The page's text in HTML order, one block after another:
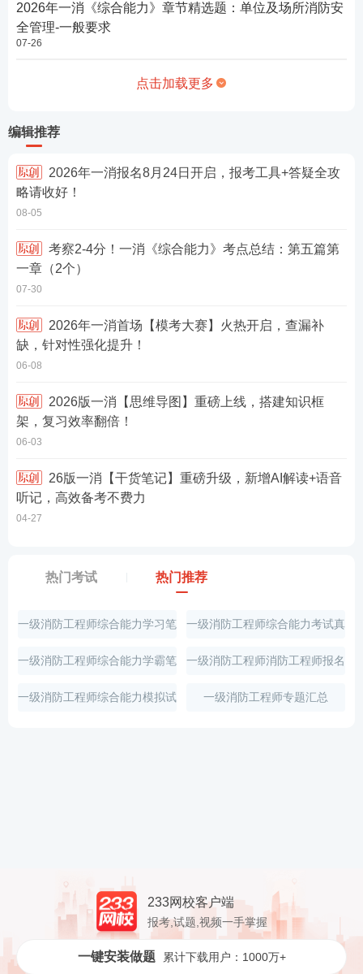
2026年一消《综合能力》章节精选题：单位及场所消防安
全管理-一般要求
07-26
点击加载更多
编辑推荐
略请收好！
08-05
一章（2个）
07-30
缺，针对性强化提升！
06-08
架，复习效率翻倍！
06-03
听记，高效备考不费力
04-27
热门考试 热门推荐
一级消防工程师综合能力学习笔 一级消防工程师综合能力考试真
一级消防工程师综合能力学霸笔 一级消防工程师消防工程师报名
一级消防工程师综合能力模拟试 一级消防工程师专题汇总
233网校客户端
报考,试题,视频一手掌握
一键安装做题 累计下载用户：1000万+